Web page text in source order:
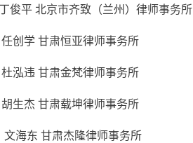
京市齐致（兰州）律师事务所
甘肃恒亚律师事务所
甘肃金梵律师事务所
甘肃载坤律师事务所
甘肃杰隆律师事务所